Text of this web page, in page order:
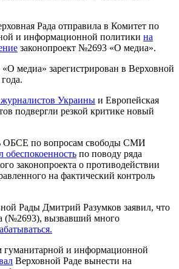
Рада отправила в Комитет по
и информационной политики на
законопроект №2693 «О медиа».
медиа» зарегистрирован в Верховной
Украины и Европейская
подвергли резкой критике новый
ОБСЕ по вопросам свободы СМИ
обеспокоенность по поводу ряда
законопроекта о противодействии
на фактический контроль
Рады Дмитрий Разумков заявил, что
(№2693), вызвавший много
гуманитарной и информационной
Верховной Раде вынести на